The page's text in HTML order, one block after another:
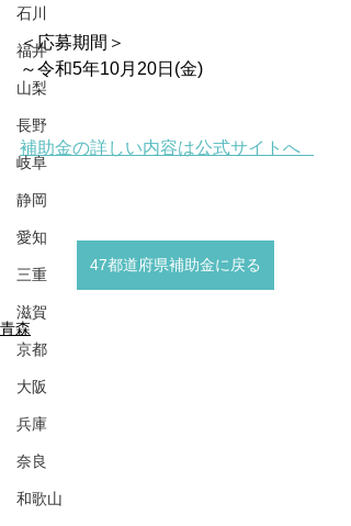
石川
福井
山梨
長野
岐阜
静岡
愛知
三重
滋賀
京都
大阪
兵庫
奈良
和歌山
＜応募期間＞
～令和5年10月20日(金)
補助金の詳しい内容は公式サイトへ
47都道府県補助金に戻る
青森